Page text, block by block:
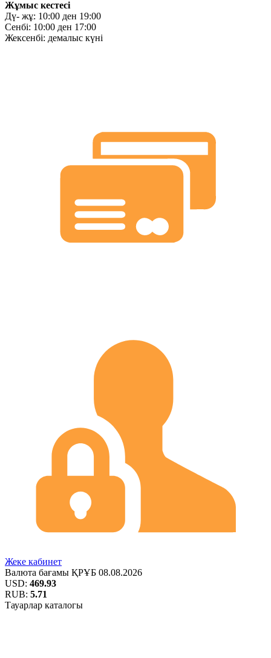
Жұмыс кестесі
Дү- жұ: 10:00 ден 19:00
Сенбі: 10:00 ден 17:00
Жексенбі: демалыс күні
Жеке кабинет
Валюта бағамы ҚРҰБ 08.08.2026
USD: 469.93
RUB: 5.71
Тауарлар каталогы